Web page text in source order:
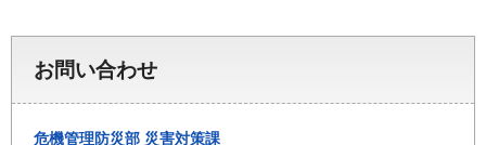
お問い合わせ
危機管理防災部 災害対策課